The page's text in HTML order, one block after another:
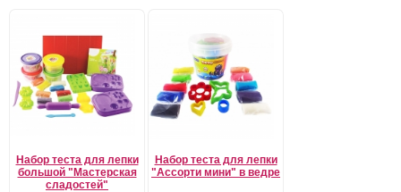
Набор теста для лепки
большой "Мастерская
сладостей"
Набор теста для лепки
"Ассорти мини" в ведре